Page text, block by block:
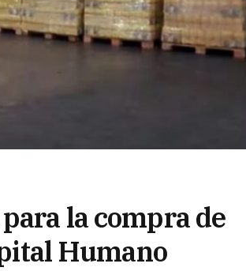
la compra de
Humano